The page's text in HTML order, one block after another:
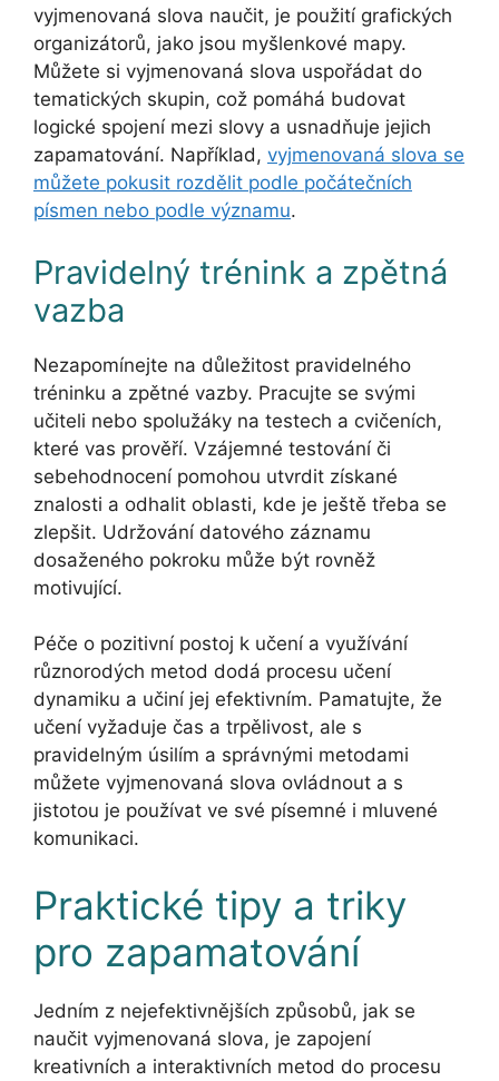
vyjmenovaná slova naučit, je použití grafických
organizátorů, jako jsou myšlenkové mapy.
Můžete si vyjmenovaná slova uspořádat do
tematických skupin, což pomáhá budovat
logické spojení mezi slovy a usnadňuje jejich
zapamatování. Například, vyjmenovaná slova se
můžete pokusit rozdělit podle počátečních
písmen nebo podle významu.
Pravidelný trénink a zpětná
vazba
Nezapomínejte na důležitost pravidelného
tréninku a zpětné vazby. Pracujte se svými
učiteli nebo spolužáky na testech a cvičeních,
které vas prověří. Vzájemné testování či
sebehodnocení pomohou utvrdit získané
znalosti a odhalit oblasti, kde je ještě třeba se
zlepšit. Udržování datového záznamu
dosaženého pokroku může být rovněž
motivující.
Péče o pozitivní postoj k učení a využívání
různorodých metod dodá procesu učení
dynamiku a učiní jej efektivním. Pamatujte, že
učení vyžaduje čas a trpělivost, ale s
pravidelným úsilím a správnými metodami
můžete vyjmenovaná slova ovládnout a s
jistotou je používat ve své písemné i mluvené
komunikaci.
Praktické tipy a triky
pro zapamatování
Jedním z nejefektivnějších způsobů, jak se
naučit vyjmenovaná slova, je zapojení
kreativních a interaktivních metod do procesu